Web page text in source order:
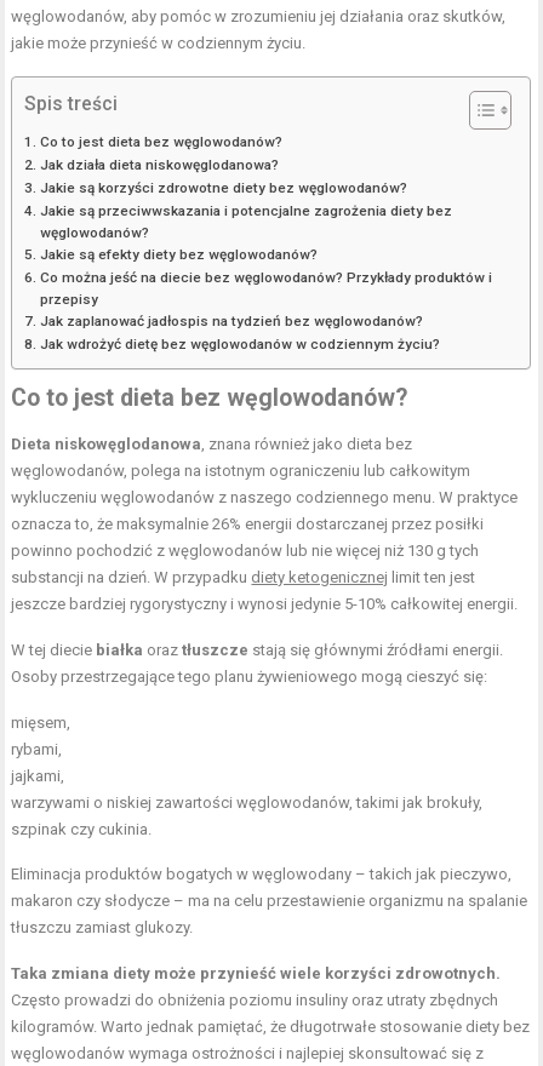
węglowodanów, aby pomóc w zrozumieniu jej działania oraz skutków,
jakie może przynieść w codziennym życiu.
Spis treści
Co to jest dieta bez węglowodanów?
Jak działa dieta niskowęglodanowa?
Jakie są korzyści zdrowotne diety bez węglowodanów?
Jakie są przeciwwskazania i potencjalne zagrożenia diety bez
węglowodanów?
Jakie są efekty diety bez węglowodanów?
Co można jeść na diecie bez węglowodanów? Przykłady produktów i
przepisy
Jak zaplanować jadłospis na tydzień bez węglowodanów?
Jak wdrożyć dietę bez węglowodanów w codziennym życiu?
Co to jest dieta bez węglowodanów?
Dieta niskowęglodanowa , znana również jako dieta bez
węglowodanów, polega na istotnym ograniczeniu lub całkowitym
wykluczeniu węglowodanów z naszego codziennego menu. W praktyce
oznacza to, że maksymalnie 26% energii dostarczanej przez posiłki
powinno pochodzić z węglowodanów lub nie więcej niż 130 g tych
substancji na dzień. W przypadku diety ketogenicznej limit ten jest
jeszcze bardziej rygorystyczny i wynosi jedynie 5-10% całkowitej energii.
W tej diecie białka oraztłuszcze stają się głównymi źródłami energii.
Osoby przestrzegające tego planu żywieniowego mogą cieszyć się:
mięsem,
rybami,
jajkami,
warzywami o niskiej zawartości węglowodanów, takimi jak brokuły,
szpinak czy cukinia.
Eliminacja produktów bogatych w węglowodany – takich jak pieczywo,
makaron czy słodycze – ma na celu przestawienie organizmu na spalanie
tłuszczu zamiast glukozy.
Taka zmiana diety może przynieść wiele korzyści zdrowotnych.
Często prowadzi do obniżenia poziomu insuliny oraz utraty zbędnych
kilogramów. Warto jednak pamiętać, że długotrwałe stosowanie diety bez
węglowodanów wymaga ostrożności i najlepiej skonsultować się z